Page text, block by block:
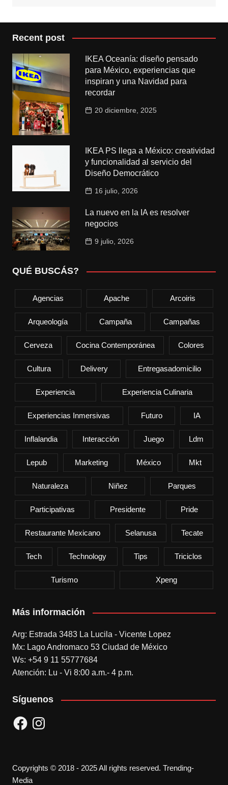
Recent post
IKEA Oceanía: diseño pensado
para México, experiencias que
inspiran y una Navidad para
recordar
20 diciembre, 2025
IKEA PS llega a México: creatividad
y funcionalidad al servicio del
Diseño Democrático
16 julio, 2026
La nuevo en la IA es resolver
negocios
9 julio, 2026
QUÉ BUSCÁS?
Agencias Apache Arcoiris
Arqueología Campaña Campañas
Cerveza Cocina Contemporánea Colores
Cultura Delivery Entregasadomicilio
Experiencia Experiencia Culinaria
Experiencias Inmersivas Futuro IA
Inflalandia Interacción Juego Ldm
Lepub Marketing México Mkt
Naturaleza Niñez Parques
Participativas Presidente Pride
Restaurante Mexicano Selanusa Tecate
Tech Technology Tips Triciclos
Turismo Xpeng
Más información
Arg: Estrada 3483 La Lucila - Vicente Lopez
Mx: Lago Andromaco 53 Ciudad de México
Ws: +54 9 11 55777684
Atención: Lu - Vi 8:00 a.m.- 4 p.m.
Síguenos
FacebookInstagram
Copyrights © 2018 - 2025 All rights reserved. Trending-
Media